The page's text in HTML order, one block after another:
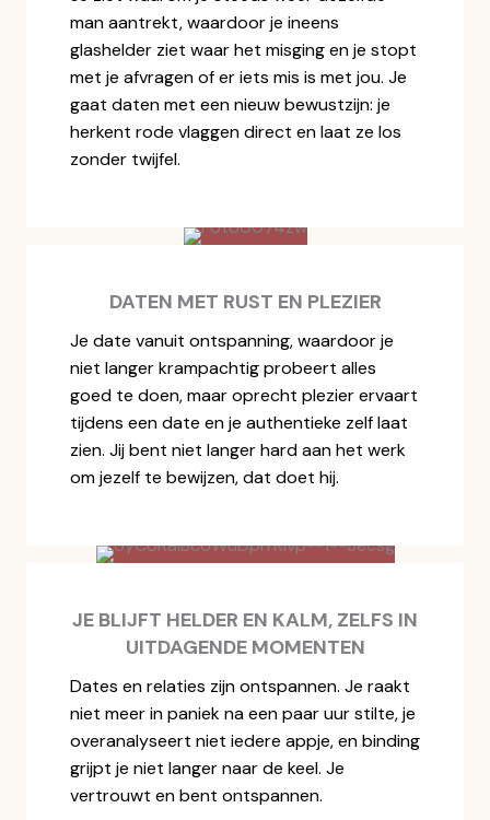
man aantrekt, waardoor je ineens
glashelder ziet waar het misging en je stopt
met je afvragen of er iets mis is met jou. Je
gaat daten met een nieuw bewustzijn: je
herkent rode vlaggen direct en laat ze los
zonder twijfel.
DATEN MET RUST EN PLEZIER
Je date vanuit ontspanning, waardoor je
niet langer krampachtig probeert alles
goed te doen, maar oprecht plezier ervaart
tijdens een date en je authentieke zelf laat
zien. Jij bent niet langer hard aan het werk
om jezelf te bewijzen, dat doet hij.
JE BLIJFT HELDER EN KALM, ZELFS IN
UITDAGENDE MOMENTEN
Dates en relaties zijn ontspannen. Je raakt
niet meer in paniek na een paar uur stilte, je
overanalyseert niet iedere appje, en binding
grijpt je niet langer naar de keel. Je
vertrouwt en bent ontspannen.